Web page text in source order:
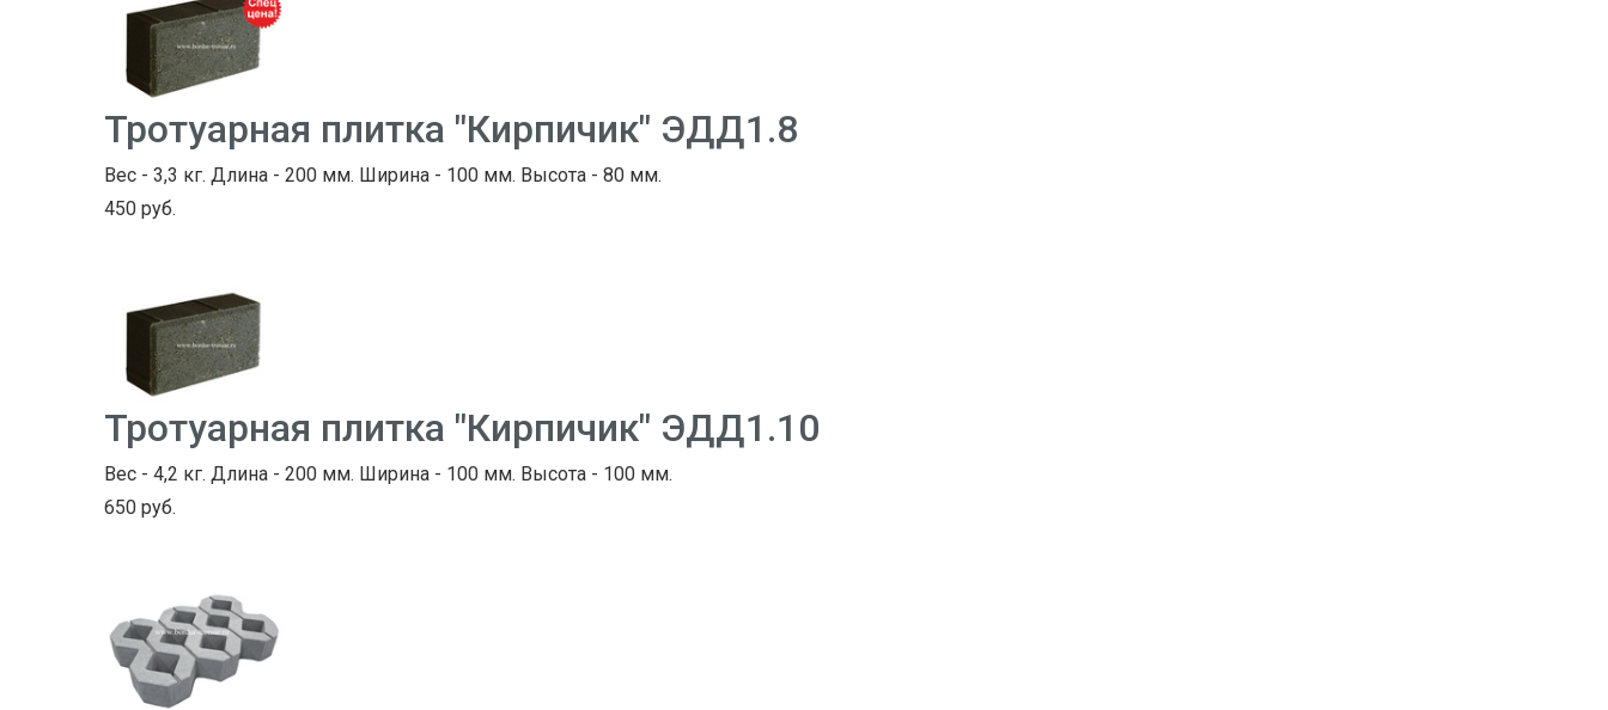
Тротуарная плитка "Кирпичик" ЭДД1.8
Вес - 3,3 кг. Длина - 200 мм. Ширина - 100 мм. Высота - 80 мм.
450 руб.
Тротуарная плитка "Кирпичик" ЭДД1.10
Вес - 4,2 кг. Длина - 200 мм. Ширина - 100 мм. Высота - 100 мм.
650 руб.